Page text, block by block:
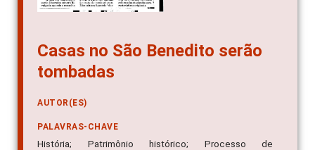
Casas no São Benedito serão
tombadas
AUTOR(ES)
PALAVRAS-CHAVE
História; Patrimônio histórico; Processo de